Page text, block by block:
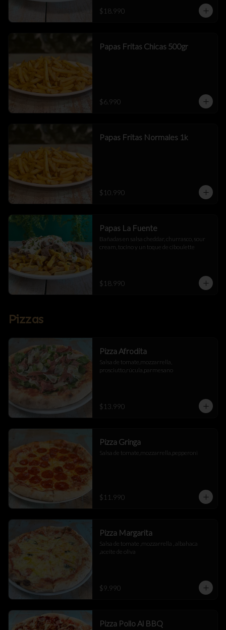
$18.990
Papas Fritas Chicas 500gr
$6.990
Papas Fritas Normales 1k
$10.990
Papas La Fuente
Bañadas en salsa cheddar, churrasco, sour
cream, tocino y un toque de ciboulette
$18.990
Pizzas
Pizza Afrodita
Salsa de tomate,mozzarrella,
prosciutto,rúcula,parmesano
$13.990
Pizza Gringa
Salsa de tomate,mozzarrella,pepperoni
$11.990
Pizza Margarita
Salsa de tomate ,mozzarrella , albahaca
,aceite de oliva
$9.990
Pizza Pollo Al BBQ